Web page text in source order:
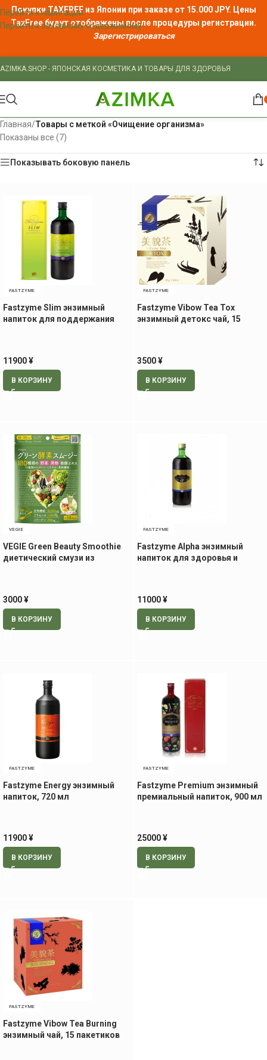
Перейти к навигации
Перейти к основному содержимому
Покупки TAXFREE из Японии при заказе от 15.000 JPY. Цены
TaxFreeбудут отображены после процедуры регистрации.
Зарегистрироваться
AZIMKA.SHOP - ЯПОНСКАЯ КОСМЕТИКА И ТОВАРЫ ДЛЯ ЗДОРОВЬЯ
Главная/Товары с меткой «Очищение организма»
Показаны все (7)
Показывать боковую панель
FASTZYME
Fastzyme Slim энзимный
напиток для поддержания
11900¥
В КОРЗИНУ
FASTZYME
Fastzyme Vibow Tea Tox
энзимный детокс чай, 15
3500¥
В КОРЗИНУ
VEGIE
VEGIE Green Beauty Smoothie
диетический смузи из
3000¥
В КОРЗИНУ
FASTZYME
Fastzyme Alpha энзимный
напиток для здоровья и
11000¥
В КОРЗИНУ
FASTZYME
Fastzyme Energy энзимный
напиток, 720 мл
11900¥
В КОРЗИНУ
FASTZYME
Fastzyme Premium энзимный
премиальный напиток, 900 мл
25000¥
В КОРЗИНУ
FASTZYME
Fastzyme Vibow Tea Burning
энзимный чай, 15 пакетиков